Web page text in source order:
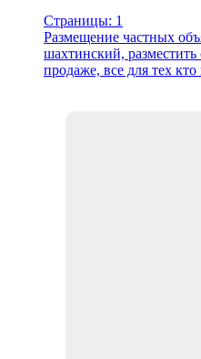
Страницы: 1
Размещение частных
шахтинский,
продаже, все для тех